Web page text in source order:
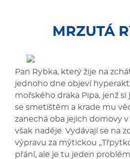
MRZUTÁ
Pan Rybka, který žije na
jednoho dne objeví
mořského draka Pipa, jenž si
se smetištěm a krade mu
zanechá oba jejich domovy
však naděje. Vydávají se na
výpravu za mýtickou
přání, ale je tu jeden